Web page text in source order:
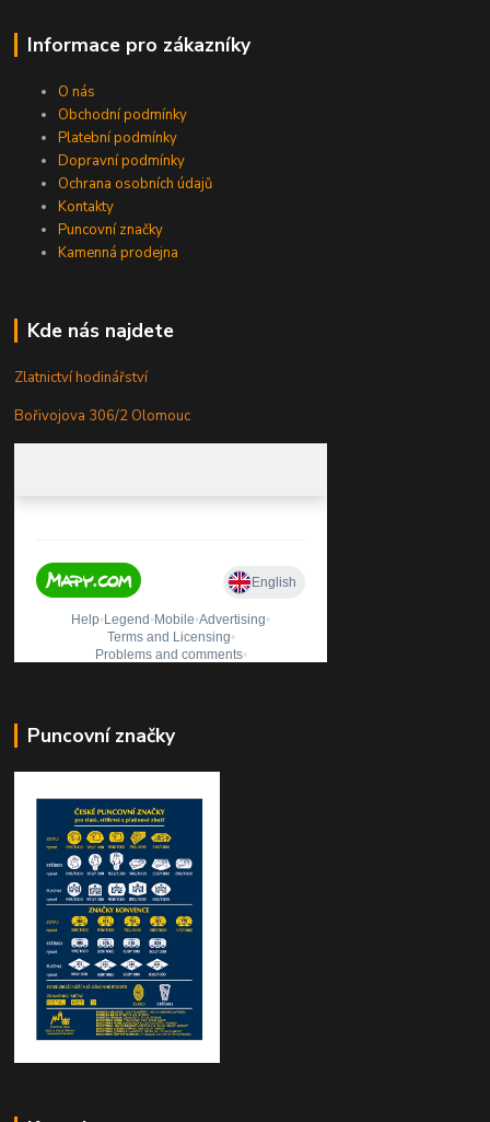
Informace pro zákazníky
O nás
Obchodní podmínky
Platební podmínky
Dopravní podmínky
Ochrana osobních údajů
Kontakty
Puncovní značky
Kamenná prodejna
Kde nás najdete
Zlatnictví hodinářství
Bořivojova 306/2 Olomouc
Puncovní značky